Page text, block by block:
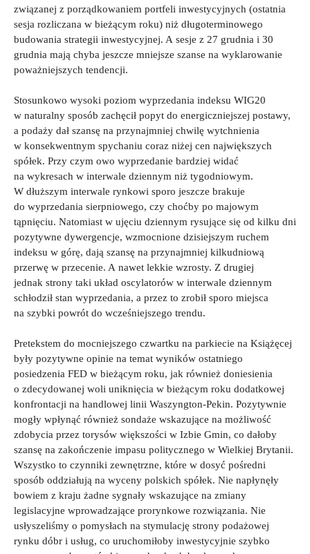
związanej z porządkowaniem portfeli inwestycyjnych (ostatnia
sesja rozliczana w bieżącym roku) niż długoterminowego
budowania strategii inwestycyjnej. A sesje z 27 grudnia i 30
grudnia mają chyba jeszcze mniejsze szanse na wyklarowanie
poważniejszych tendencji.
Stosunkowo wysoki poziom wyprzedania indeksu WIG20
w naturalny sposób zachęcił popyt do energiczniejszej postawy,
a podaży dał szansę na przynajmniej chwilę wytchnienia
w konsekwentnym spychaniu coraz niżej cen największych
spółek. Przy czym owo wyprzedanie bardziej widać
na wykresach w interwale dziennym niż tygodniowym.
W dłuższym interwale rynkowi sporo jeszcze brakuje
do wyprzedania sierpniowego, czy choćby po majowym
tąpnięciu. Natomiast w ujęciu dziennym rysujące się od kilku dni
pozytywne dywergencje, wzmocnione dzisiejszym ruchem
indeksu w górę, dają szansę na przynajmniej kilkudniową
przerwę w przecenie. A nawet lekkie wzrosty. Z drugiej
jednak strony taki układ oscylatorów w interwale dziennym
schłodził stan wyprzedania, a przez to zrobił sporo miejsca
na szybki powrót do wcześniejszego trendu.
Pretekstem do mocniejszego czwartku na parkiecie na Książęcej
były pozytywne opinie na temat wyników ostatniego
posiedzenia FED w bieżącym roku, jak również doniesienia
o zdecydowanej woli uniknięcia w bieżącym roku dodatkowej
konfrontacji na handlowej linii Waszyngton-Pekin. Pozytywnie
mogły wpłynąć również sondaże wskazujące na możliwość
zdobycia przez torysów większości w Izbie Gmin, co dałoby
szansę na zakończenie impasu politycznego w Wielkiej Brytanii.
Wszystko to czynniki zewnętrzne, które w dosyć pośredni
sposób oddziałują na wyceny polskich spółek. Nie napłynęły
bowiem z kraju żadne sygnały wskazujące na zmiany
legislacyjne wprowadzające prorynkowe rozwiązania. Nie
usłyszeliśmy o pomysłach na stymulację strony podażowej
rynku dóbr i usług, co uruchomiłoby inwestycyjnie szybko